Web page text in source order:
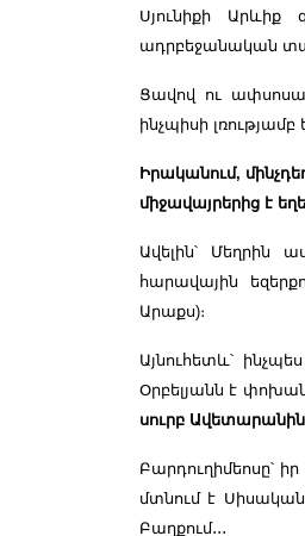
Սյունիքի
ադրբեջանական
Ցավով ու
ինչպիսի
Իրականում,
միջավայրերից է
Ավելին՝
հարավային
Արաքս)։
Այնուհետև՝
Օրբելյանն է
սուրբ Ավետարանին
Բարդուղիմեոսը՝
մտնում է
Բաղքում․․․